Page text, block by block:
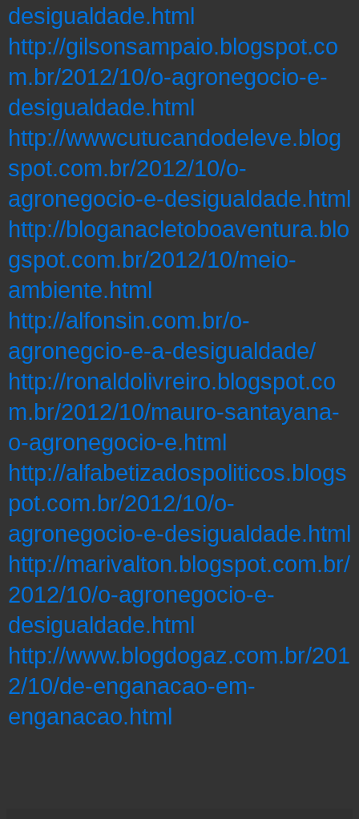
desigualdade.html
http://gilsonsampaio.blogspot.co
m.br/2012/10/o-agronegocio-e-
desigualdade.html
http://wwwcutucandodeleve.blog
spot.com.br/2012/10/o-
agronegocio-e-desigualdade.html
http://bloganacletoboaventura.blo
gspot.com.br/2012/10/meio-
ambiente.html
http://alfonsin.com.br/o-
agronegcio-e-a-desigualdade/
http://ronaldolivreiro.blogspot.co
m.br/2012/10/mauro-santayana-
o-agronegocio-e.html
http://alfabetizadospoliticos.blogs
pot.com.br/2012/10/o-
agronegocio-e-desigualdade.html
http://marivalton.blogspot.com.br/
2012/10/o-agronegocio-e-
desigualdade.html
http://www.blogdogaz.com.br/201
2/10/de-enganacao-em-
enganacao.html